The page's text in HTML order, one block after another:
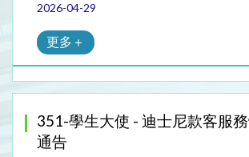
2026-04-29
更多＋
351-學生大使 - 迪士尼款客服
通告